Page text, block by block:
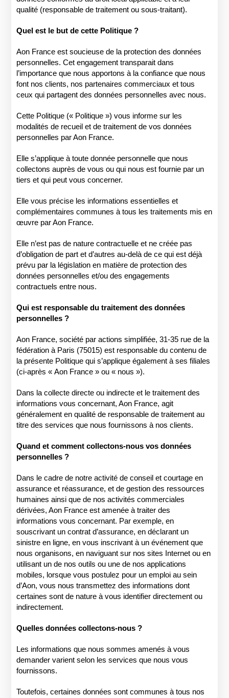
qualité (responsable de traitement ou sous-traitant).
Quel est le but de cette Politique ?
Aon France est soucieuse de la protection des données
personnelles. Cet engagement transparait dans
l’importance que nous apportons à la confiance que nous
font nos clients, nos partenaires commerciaux et tous
ceux qui partagent des données personnelles avec nous.
Cette Politique (« Politique ») vous informe sur les
modalités de recueil et de traitement de vos données
personnelles par Aon France.
Elle s’applique à toute donnée personnelle que nous
collectons auprès de vous ou qui nous est fournie par un
tiers et qui peut vous concerner.
Elle vous précise les informations essentielles et
complémentaires communes à tous les traitements mis en
œuvre par Aon France.
Elle n’est pas de nature contractuelle et ne créée pas
d’obligation de part et d’autres au-delà de ce qui est déjà
prévu par la législation en matière de protection des
données personnelles et/ou des engagements
contractuels entre nous.
Qui est responsable du traitement des données
personnelles ?
Aon France, société par actions simplifiée, 31-35 rue de la
fédération à Paris (75015) est responsable du contenu de
la présente Politique qui s’applique également à ses filiales
(ci-après « Aon France » ou « nous »).
Dans la collecte directe ou indirecte et le traitement des
informations vous concernant, Aon France, agit
généralement en qualité de responsable de traitement au
titre des services que nous fournissons à nos clients.
Quand et comment collectons-nous vos données
personnelles ?
Dans le cadre de notre activité de conseil et courtage en
assurance et réassurance, et de gestion des ressources
humaines ainsi que de nos activités commerciales
dérivées, Aon France est amenée à traiter des
informations vous concernant. Par exemple, en
souscrivant un contrat d’assurance, en déclarant un
sinistre en ligne, en vous inscrivant à un événement que
nous organisons, en naviguant sur nos sites Internet ou en
utilisant un de nos outils ou une de nos applications
mobiles, lorsque vous postulez pour un emploi au sein
d’Aon, vous nous transmettez des informations dont
certaines sont de nature à vous identifier directement ou
indirectement.
Quelles données collectons-nous ?
Les informations que nous sommes amenés à vous
demander varient selon les services que nous vous
fournissons.
Toutefois, certaines données sont communes à tous nos